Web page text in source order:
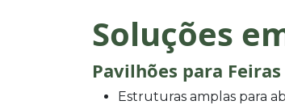
Soluções
Pavilhões para
Estruturas amplas para